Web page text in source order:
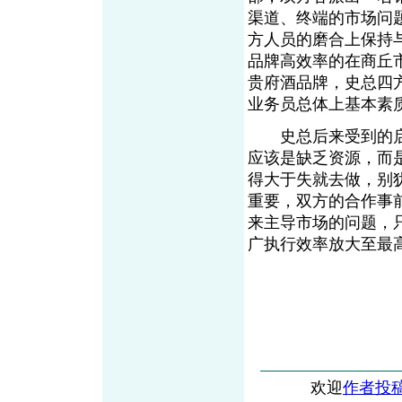
渠道、终端的市场问
方人员的磨合上保持
品牌高效率的在商丘
贵府酒品牌，史总四
业务员总体上基本素
史总后来受到的启
应该是缺乏资源，而
得大于失就去做，别
重要，双方的合作事
来主导市场的问题，
广执行效率放大至最
欢迎作者投